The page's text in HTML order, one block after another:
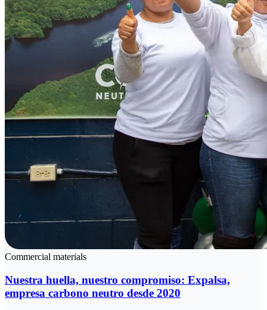
Commercial materials
Nuestra huella, nuestro compromiso: Expalsa,
empresa carbono neutro desde 2020